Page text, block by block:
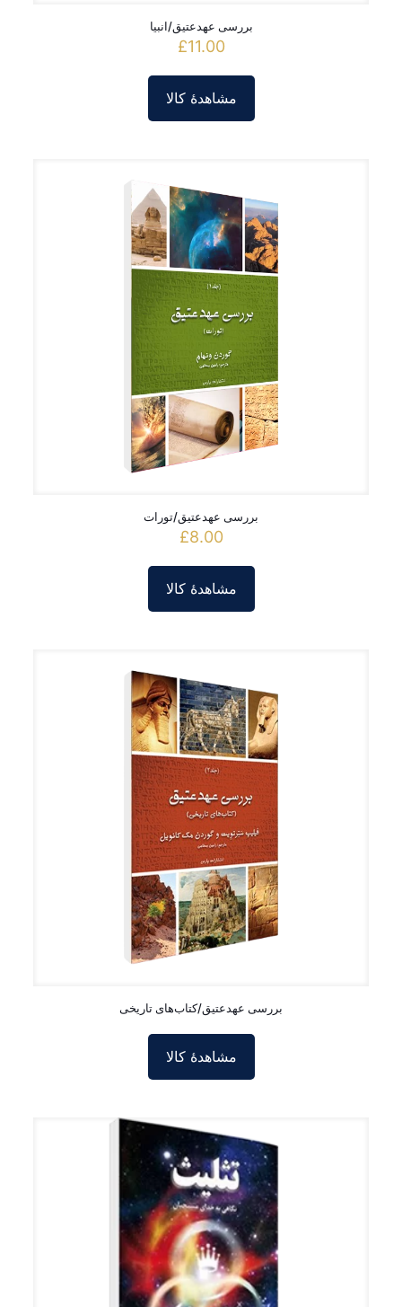
بررسی عهدعتیق/انبیا
£11.00
مشاهدۀ کالا
بررسی عهدعتیق/تورات
£8.00
مشاهدۀ کالا
بررسی عهدعتیق/‏‏کتاب‌های تاریخی
مشاهدۀ کالا